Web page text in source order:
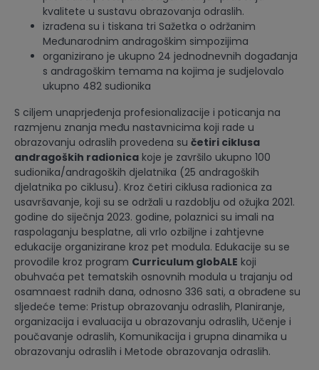
kvalitete u sustavu obrazovanja odraslih.
izrađena su i tiskana tri Sažetka o održanim
Međunarodnim andragoškim simpozijima
organizirano je ukupno 24 jednodnevnih događanja
s andragoškim temama na kojima je sudjelovalo
ukupno 482 sudionika
S ciljem unaprjeđenja profesionalizacije i poticanja na
razmjenu znanja među nastavnicima koji rade u
obrazovanju odraslih provedena su četiri ciklusa
andragoških radionica koje je završilo ukupno 100
sudionika/andragoških djelatnika (25 andragoških
djelatnika po ciklusu). Kroz četiri ciklusa radionica za
usavršavanje, koji su se održali u razdoblju od ožujka 2021.
godine do siječnja 2023. godine, polaznici su imali na
raspolaganju besplatne, ali vrlo ozbiljne i zahtjevne
edukacije organizirane kroz pet modula. Edukacije su se
provodile kroz program Curriculum globALE koji
obuhvaća pet tematskih osnovnih modula u trajanju od
osamnaest radnih dana, odnosno 336 sati, a obrađene su
sljedeće teme: Pristup obrazovanju odraslih, Planiranje,
organizacija i evaluacija u obrazovanju odraslih, Učenje i
poučavanje odraslih, Komunikacija i grupna dinamika u
obrazovanju odraslih i Metode obrazovanja odraslih.